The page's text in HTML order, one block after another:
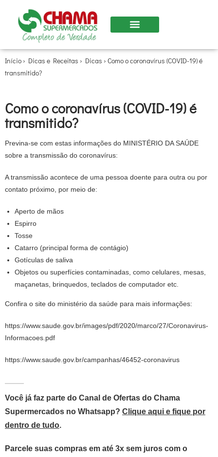
Início › Dicas e Receitas › Dicas › Como o coronavírus (COVID-19) é
transmitido?
Como o coronavírus (COVID-19) é
transmitido?
Previna-se com estas informações do MINISTÉRIO DA SAÚDE
sobre a transmissão do coronavírus:
A transmissão acontece de uma pessoa doente para outra ou por
contato próximo, por meio de:
Aperto de mãos
Espirro
Tosse
Catarro (principal forma de contágio)
Gotículas de saliva
Objetos ou superfícies contaminadas, como celulares, mesas,
maçanetas, brinquedos, teclados de computador etc.
Confira o site do ministério da saúde para mais informações:
https://www.saude.gov.br/images/pdf/2020/marco/27/Coronavirus-
Informacoes.pdf
https://www.saude.gov.br/campanhas/46452-coronavirus
Você já faz parte do Canal de Ofertas do Chama
Supermercados no Whatsapp? Clique aqui e fique por
dentro de tudo.
Parcele suas compras em até 3x sem juros com o